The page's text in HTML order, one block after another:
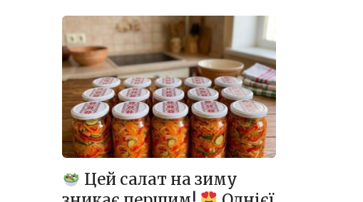
Цей салат на зиму